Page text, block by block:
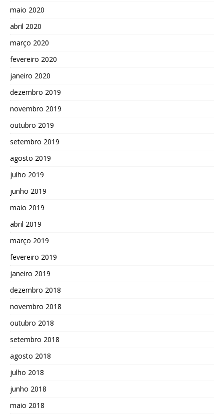
maio 2020
abril 2020
março 2020
fevereiro 2020
janeiro 2020
dezembro 2019
novembro 2019
outubro 2019
setembro 2019
agosto 2019
julho 2019
junho 2019
maio 2019
abril 2019
março 2019
fevereiro 2019
janeiro 2019
dezembro 2018
novembro 2018
outubro 2018
setembro 2018
agosto 2018
julho 2018
junho 2018
maio 2018